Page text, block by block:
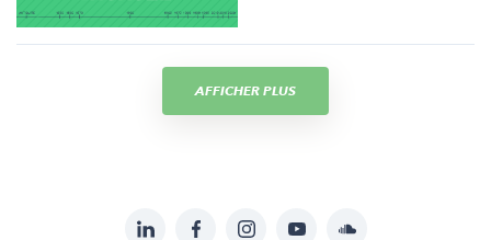
AFFICHER PLUS
LinkedInFacebookInstagramYouTubeSoundcloud